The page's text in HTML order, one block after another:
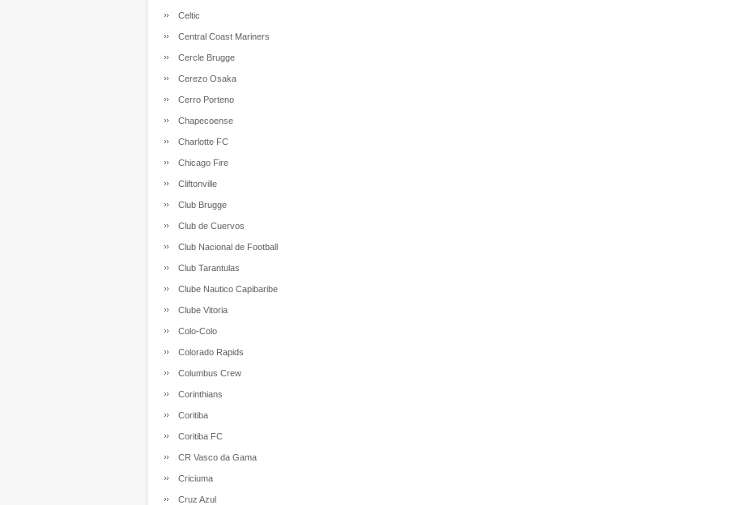
Celtic
Central Coast Mariners
Cercle Brugge
Cerezo Osaka
Cerro Porteno
Chapecoense
Charlotte FC
Chicago Fire
Cliftonville
Club Brugge
Club de Cuervos
Club Nacional de Football
Club Tarantulas
Clube Nautico Capibaribe
Clube Vitoria
Colo-Colo
Colorado Rapids
Columbus Crew
Corinthians
Coritiba
Coritiba FC
CR Vasco da Gama
Criciuma
Cruz Azul